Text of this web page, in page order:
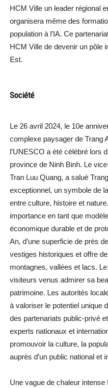
HCM Ville un leader régional
organisera même des
population à l’IA. Ce
HCM Ville de devenir un pôle
Est.
Société
Le 26 avril 2024, le 10e
complexe paysager de Trang
l’UNESCO a été célébré lors
province de Ninh Binh. Le
Tran Luu Quang, a salué
exceptionnel, un symbole de
entre culture, histoire et
importance en tant que
économique durable et de
An, d’une superficie de près
vestiges historiques et offre
montagnes, vallées et lacs.
visiteurs venus admirer sa
patrimoine. Les autorités
à valoriser le potentiel unique
des partenariats public-privé
experts nationaux et
promouvoir la culture, la
auprès d’un public national et
Une vague de chaleur intense